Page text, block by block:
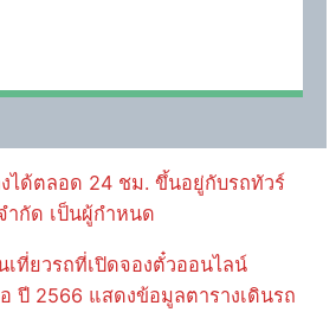
ได้ตลอด 24 ชม. ขึ้นอยู่กับรถทัวร์
ำกัด เป็นผู้กำหนด
เที่ยวรถที่เปิดจองตั๋วออนไลน์
ปี 2566 แสดงข้อมูลตารางเดินรถ